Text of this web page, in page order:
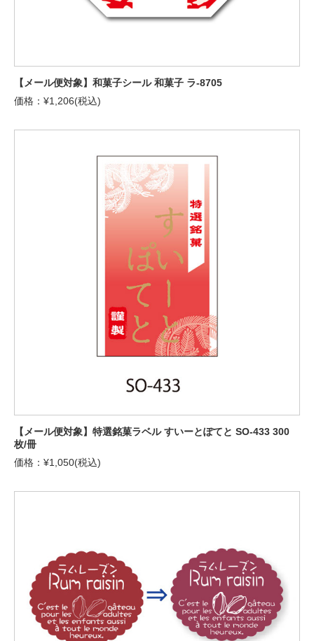
【メール便対象】和菓子シール 和菓子 ラ-8705
価格：¥1,206(税込)
【メール便対象】特選銘菓ラベル すいーとぽてと SO-433 300
枚/冊
価格：¥1,050(税込)